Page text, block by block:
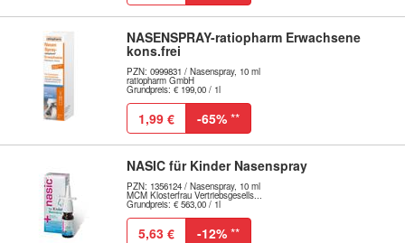
NASENSPRAY-ratiopharm Erwachsene
kons.frei
PZN: 0999831 / Nasenspray, 10 ml
ratiopharm GmbH
Grundpreis: € 199,00 / 1l
1,99 € -65% **
NASIC für Kinder Nasenspray
PZN: 1356124 / Nasenspray, 10 ml
MCM Klosterfrau Vertriebsgesells...
Grundpreis: € 563,00 / 1l
5,63 € -12% **